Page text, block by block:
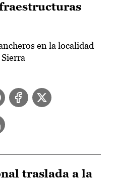
en la localidad
traslada a la